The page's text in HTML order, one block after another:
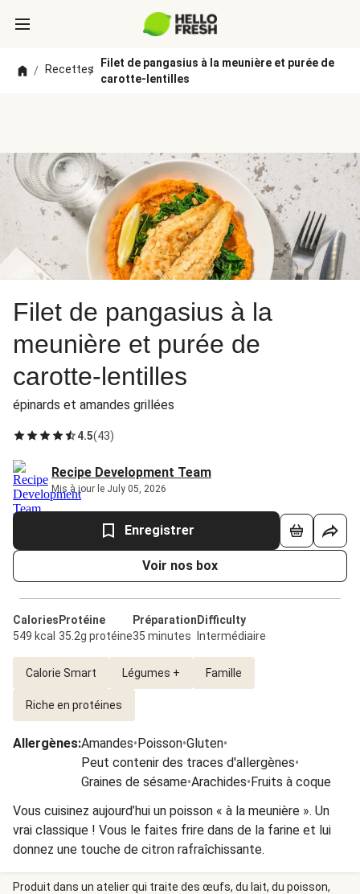
/ Recettes
/
Filet de pangasius à la meunière et purée de
carotte-lentilles
Filet de pangasius à la
meunière et purée de
carotte-lentilles
épinards et amandes grillées
4.5(43)
Recipe Development Team
Mis à jour le July 05, 2026
Enregistrer
Voir nos box
Calories
549 kcal
Protéine
35.2g protéine
Préparation
35 minutes
Difficulty
Intermédiaire
Calorie Smart Légumes + Famille
Riche en protéines
Allergènes:Amandes•Poisson•Gluten•
Peut contenir des traces d'allergènes•
Graines de sésame•Arachides•Fruits à coque
Vous cuisinez aujourd’hui un poisson « à la meunière ». Un
vrai classique ! Vous le faites frire dans de la farine et lui
donnez une touche de citron rafraîchissante.
Produit dans un atelier qui traite des œufs, du lait, du poisson,